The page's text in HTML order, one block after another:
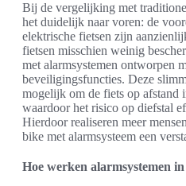
Bij de vergelijking met
het duidelijk naar voren: de
elektrische fietsen zijn
fietsen misschien weinig
met alarmsystemen ontworpen
beveiligingsfuncties. Deze
mogelijk om de fiets op afstand
waardoor het risico op diefstal
Hierdoor realiseren meer
bike met alarmsysteem een
Hoe werken alarmsystemen